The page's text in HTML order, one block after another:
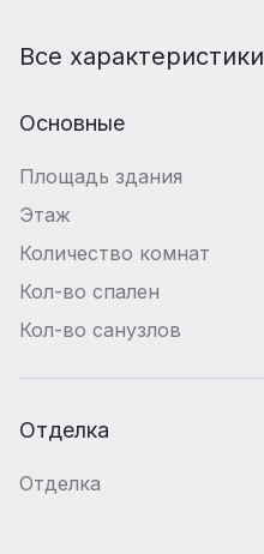
Все характеристики
Основные
Площадь здания
Этаж
Количество комнат
Кол-во спален
Кол-во санузлов
Отделка
Отделка